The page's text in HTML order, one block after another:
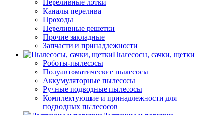
Переливные лотки
Каналы перелива
Проходы
Переливные решетки
Прочие закладные
Запчасти и принадлежности
Пылесосы, сачки, щетки
Роботы-пылесосы
Полуавтоматические пылесосы
Аккумуляторные пылесосы
Ручные подводные пылесосы
Комплектующие и принадлежности для
подводных пылесосов